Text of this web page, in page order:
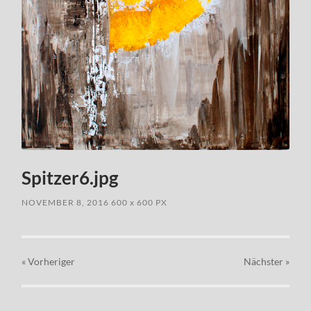
Spitzer6.jpg
NOVEMBER 8, 2016 600x 600 PX
« Vorheriger Nächster »